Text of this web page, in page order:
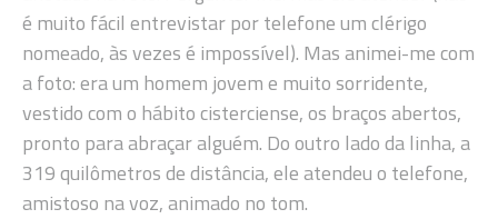
é muito fácil entrevistar por telefone um clérigo
nomeado, às vezes é impossível). Mas animei-me com
a foto: era um homem jovem e muito sorridente,
vestido com o hábito cisterciense, os braços abertos,
pronto para abraçar alguém. Do outro lado da linha, a
319 quilômetros de distância, ele atendeu o telefone,
amistoso na voz, animado no tom.